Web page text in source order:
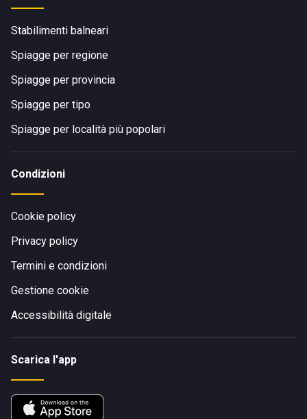
Stabilimenti balneari
Spiagge per regione
Spiagge per provincia
Spiagge per tipo
Spiagge per località più popolari
Condizioni
Cookie policy
Privacy policy
Termini e condizioni
Gestione cookie
Accessibilità digitale
Scarica l'app